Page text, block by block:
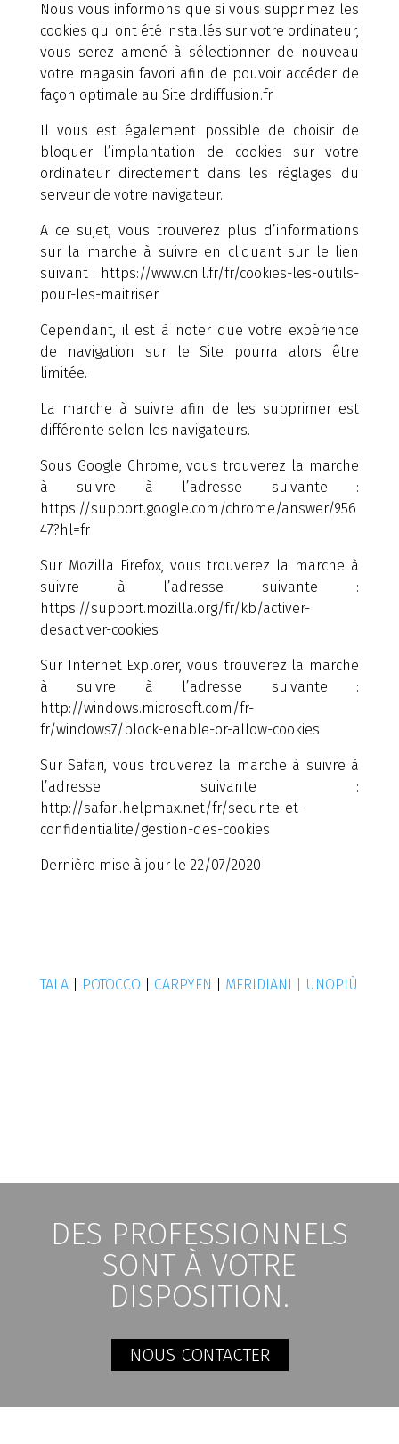
Nous vous informons que si vous supprimez les
cookies qui ont été installés sur votre ordinateur,
vous serez amené à sélectionner de nouveau
votre magasin favori afin de pouvoir accéder de
façon optimale au Site drdiffusion.fr.
Il vous est également possible de choisir de
bloquer l’implantation de cookies sur votre
ordinateur directement dans les réglages du
serveur de votre navigateur.
A ce sujet, vous trouverez plus d’informations
sur la marche à suivre en cliquant sur le lien
suivant : https://www.cnil.fr/fr/cookies-les-outils-
pour-les-maitriser
Cependant, il est à noter que votre expérience
de navigation sur le Site pourra alors être
limitée.
La marche à suivre afin de les supprimer est
différente selon les navigateurs.
Sous Google Chrome, vous trouverez la marche
à suivre à l’adresse suivante :
https://support.google.com/chrome/answer/956
47?hl=fr
Sur Mozilla Firefox, vous trouverez la marche à
suivre à l’adresse suivante :
https://support.mozilla.org/fr/kb/activer-
desactiver-cookies
Sur Internet Explorer, vous trouverez la marche
à suivre à l’adresse suivante :
http://windows.microsoft.com/fr-
fr/windows7/block-enable-or-allow-cookies
Sur Safari, vous trouverez la marche à suivre à
l’adresse suivante :
http://safari.helpmax.net/fr/securite-et-
confidentialite/gestion-des-cookies
Dernière mise à jour le 22/07/2020
TALA| POTOCCO CARPYEN MERIDIANI | UNOPIÙ
DES PROFESSIONNELS
SONT À VOTRE
DISPOSITION.
NOUS CONTACTER